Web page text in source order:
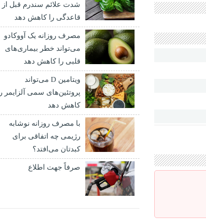
شدت علائم سندرم قبل از
قاعدگی را کاهش دهد
مصرف روزانه یک آووکادو
می‌تواند خطر بیماری‌های
قلبی را کاهش دهد
ویتامین D می‌تواند
پروتئین‌های سمی آلزایمر را
کاهش دهد
با مصرف روزانه نوشابه
رژیمی چه اتفاقی برای
کبدتان می‌افتد؟
صرفاً جهت اطلاع